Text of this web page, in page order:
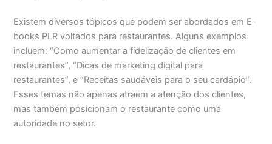
Existem diversos tópicos que podem ser abordados em E-
books PLR voltados para restaurantes. Alguns exemplos
incluem: “Como aumentar a fidelização de clientes em
restaurantes”, “Dicas de marketing digital para
restaurantes”, e “Receitas saudáveis para o seu cardápio”.
Esses temas não apenas atraem a atenção dos clientes,
mas também posicionam o restaurante como uma
autoridade no setor.